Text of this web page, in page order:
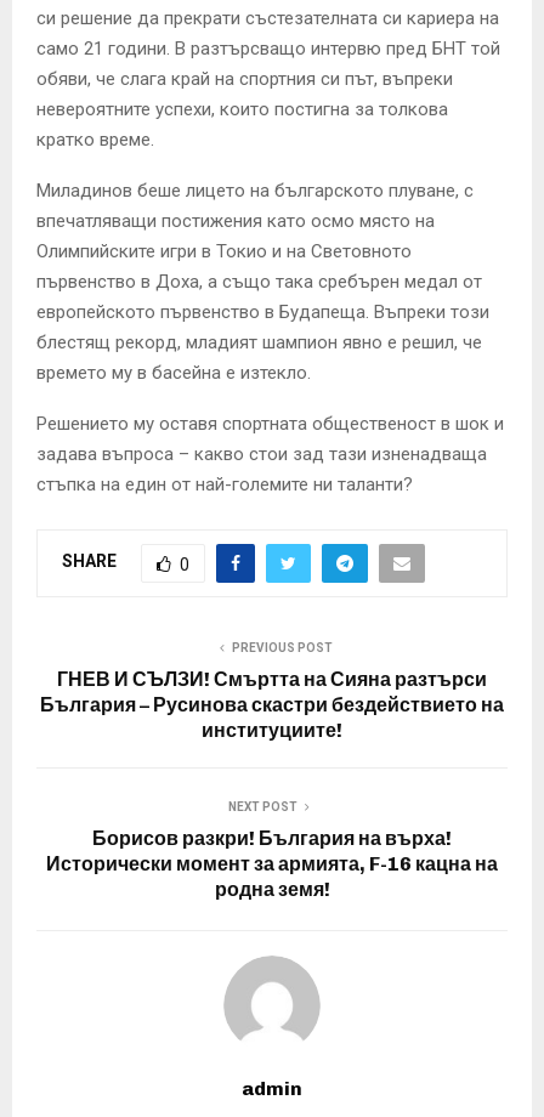
си решение да прекрати състезателната си кариера на
само 21 години. В разтърсващо интервю пред БНТ той
обяви, че слага край на спортния си път, въпреки
невероятните успехи, които постигна за толкова
кратко време.
Миладинов беше лицето на българското плуване, с
впечатляващи постижения като осмо място на
Олимпийските игри в Токио и на Световното
първенство в Доха, а също така сребърен медал от
европейското първенство в Будапеща. Въпреки този
блестящ рекорд, младият шампион явно е решил, че
времето му в басейна е изтекло.
Решението му оставя спортната общественост в шок и
задава въпроса – какво стои зад тази изненадваща
стъпка на един от най-големите ни таланти?
SHARE 0
PREVIOUS POST
ГНЕВ И СЪЛЗИ! Смъртта на Сияна разтърси
България – Русинова скастри бездействието на
институциите!
NEXT POST
Борисов разкри! България на върха!
Исторически момент за армията, F-16 кацна на
родна земя!
admin